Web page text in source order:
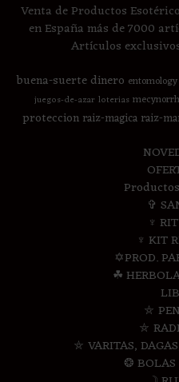
Venta de Productos
en España más de 7000
Artículos
buena-suertedinero entomology
juegos-de-azar loterias
proteccion raiz-magica raiz-
✞
♆
♆ KIT
✡PROD.
☘
⛤
⛤
⛤ VARITAS,
❂ BOLAS